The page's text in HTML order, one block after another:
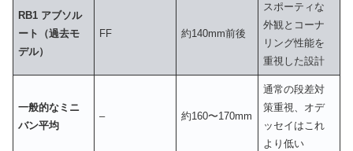
RB1 アブソル
ート（過去モ
デル）
FF 約140mm前後
スポーティな
外観とコーナ
リング性能を
重視した設計
一般的なミニ
バン平均
– 約160〜170mm
通常の段差対
策重視、オデ
ッセイはこれ
より低い